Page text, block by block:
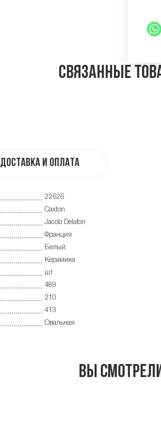
Связанные
Доставка и оплата
22626
Caxton
Jacob Delafon
Франция
Белый
Керамика
шт
489
210
413
Овальная
Вы